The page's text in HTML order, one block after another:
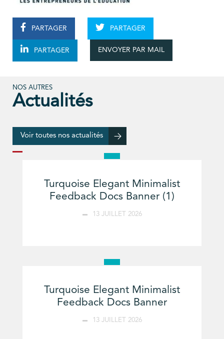
PARTAGER PARTAGER
PARTAGER ENVOYER PAR MAIL
NOS AUTRES
Actualités
Voir toutes nos actualités
Turquoise Elegant Minimalist
Feedback Docs Banner (1)
13 JUILLET 2026
Turquoise Elegant Minimalist
Feedback Docs Banner
13 JUILLET 2026